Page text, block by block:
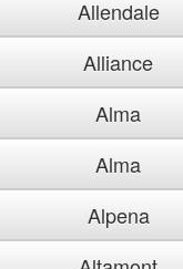
Allendale
Alliance
Alma
Alma
Alpena